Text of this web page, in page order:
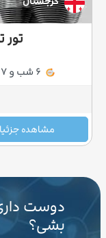
تور
مشاهده
دوست
بشی؟